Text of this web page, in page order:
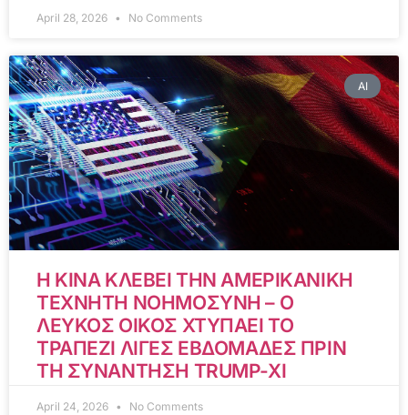
April 28, 2026 No Comments
AI
Η ΚΙΝΑ ΚΛΕΒΕΙ ΤΗΝ ΑΜΕΡΙΚΑΝΙΚΗ
ΤΕΧΝΗΤΗ ΝΟΗΜΟΣΥΝΗ – Ο
ΛΕΥΚΟΣ ΟΙΚΟΣ ΧΤΥΠΑΕΙ ΤΟ
ΤΡΑΠΕΖΙ ΛΙΓΕΣ ΕΒΔΟΜΑΔΕΣ ΠΡΙΝ
ΤΗ ΣΥΝΑΝΤΗΣΗ TRUMP-XI
April 24, 2026 No Comments